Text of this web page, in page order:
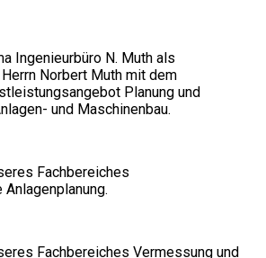
Ingenieurbüro N. Muth als
Norbert Muth mit dem
Planung und
und Maschinenbau.
Fachbereiches
Fachbereiches Vermessung und